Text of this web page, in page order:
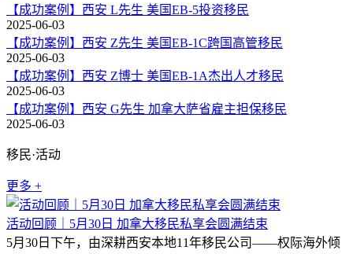
【成功案例】西安 L先生 美国EB-5投资移民
2025-06-03
【成功案例】西安 Z先生 美国EB-1C跨国高管移民
2025-06-03
【成功案例】西安 Z博士 美国EB-1A杰出人才移民
2025-06-03
【成功案例】西安 G先生 加拿大萨省雇主担保移民
2025-06-03
移民·活动
更多 +
活动回顾｜5月30日 加拿大移民私享会圆满结束
5月30日下午，由深耕西安本地11年移民公司——权际海外倾